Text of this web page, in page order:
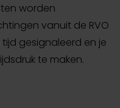
worden
vanuit de RVO
gesignaleerd en je
te maken.